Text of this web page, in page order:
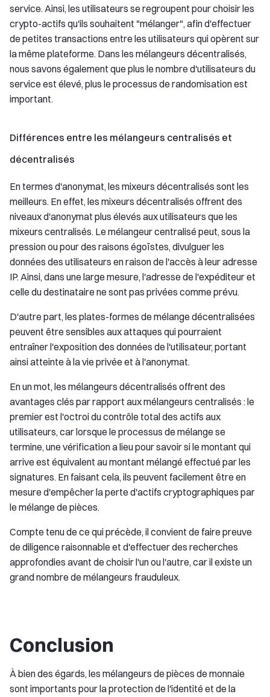
service. Ainsi, les utilisateurs se regroupent pour choisir les
crypto-actifs qu'ils souhaitent "mélanger", afin d'effectuer
de petites transactions entre les utilisateurs qui opèrent sur
la même plateforme. Dans les mélangeurs décentralisés,
nous savons également que plus le nombre d'utilisateurs du
service est élevé, plus le processus de randomisation est
important.
Différences entre les mélangeurs centralisés et
décentralisés
En termes d'anonymat, les mixeurs décentralisés sont les
meilleurs. En effet, les mixeurs décentralisés offrent des
niveaux d'anonymat plus élevés aux utilisateurs que les
mixeurs centralisés. Le mélangeur centralisé peut, sous la
pression ou pour des raisons égoïstes, divulguer les
données des utilisateurs en raison de l'accès à leur adresse
IP. Ainsi, dans une large mesure, l'adresse de l'expéditeur et
celle du destinataire ne sont pas privées comme prévu.
D'autre part, les plates-formes de mélange décentralisées
peuvent être sensibles aux attaques qui pourraient
entraîner l'exposition des données de l'utilisateur, portant
ainsi atteinte à la vie privée et à l'anonymat.
En un mot, les mélangeurs décentralisés offrent des
avantages clés par rapport aux mélangeurs centralisés : le
premier est l'octroi du contrôle total des actifs aux
utilisateurs, car lorsque le processus de mélange se
termine, une vérification a lieu pour savoir si le montant qui
arrive est équivalent au montant mélangé effectué par les
signatures. En faisant cela, ils peuvent facilement être en
mesure d'empêcher la perte d'actifs cryptographiques par
le mélange de pièces.
Compte tenu de ce qui précède, il convient de faire preuve
de diligence raisonnable et d'effectuer des recherches
approfondies avant de choisir l'un ou l'autre, car il existe un
grand nombre de mélangeurs frauduleux.
Conclusion
À bien des égards, les mélangeurs de pièces de monnaie
sont importants pour la protection de l'identité et de la